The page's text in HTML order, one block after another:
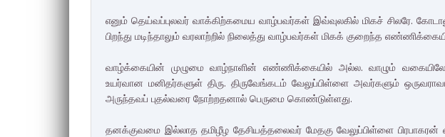
எனும் தெய்வப்புலவர் வாக்கிற்கமைய வாழ்பவர்கள் இவ்வுலகில் மிகச் சிலரே.
பிறந்து மடிந்தாலும் வரலாற்றில் நிலைத்து வாழ்பவர்கள் மிகக் குறைந்த
வாழ்க்கையின் முழுமை வாழ்நாளின் எண்ணிக்கையில் அல்ல. வாழும்
உயர்வான மனிதர்களுள் திரு. திருவேங்கடம் வேலுப்பிள்ளை அவர்களும்
அருந்தவப் புதல்வரை நோற்றதனால் பெருமை கொண்டுள்ளது.
தனக்குவமை இல்லாத தமிழீழ தேசியத்தலைவர் மேதகு வேலுப்பிள்ளை பிரபாகரன்